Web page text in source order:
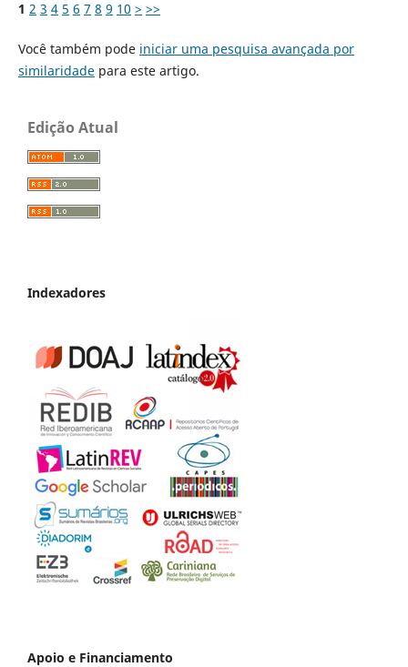
1 2 3 4 5 6 7 8 9 10 > >>
Você também pode iniciar uma pesquisa avançada por
similaridadepara este artigo.
Edição Atual
Indexadores
Apoio e Financiamento